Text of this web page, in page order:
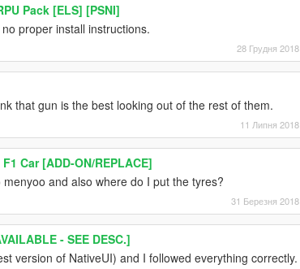
Pack [ELS] [PSNI]
proper install instructions.
28 Грудня 2018
that gun is the best looking out of the rest of them.
11 Липня 2018
Car [ADD-ON/REPLACE]
and also where do I put the tyres?
31 Березня 2018
- SEE DESC.]
version of NativeUI) and I followed everything correctly.